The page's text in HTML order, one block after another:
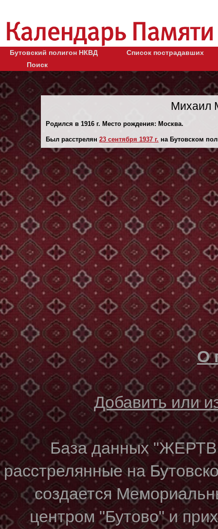
Бутовский полигон НКВД
Список пострадавших
Поиск
Михаил
Родился в 1916 г. Место рождения: Москва.
Был расстрелян 23 сентября 1937 г. на Бутовском
О
Добавить или
База данных
расстрелянные на
создается
центром "Бутово" и